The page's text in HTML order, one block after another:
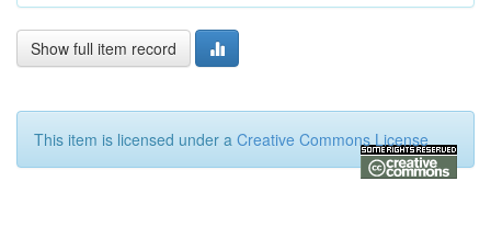
Show full item record
This item is licensed under a Creative Commons License